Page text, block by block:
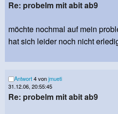
Re: probelm mit abit ab9
möchte nochmal auf mein
hat sich leider noch nicht
Antwort4 vonjmueti
31.12.06, 20:55:45
Re: probelm mit abit ab9